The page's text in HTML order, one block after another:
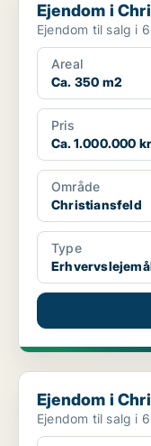
Ejendom i
Ejendom til salg i
Areal
Ca. 350 m2
Pris
Ca. 1.000.000
Område
Christiansfeld
Type
Ejendom i
Ejendom i
Ejendom til salg i